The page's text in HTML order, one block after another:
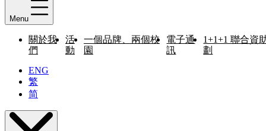
Menu
關於我
們
活
動
一個品牌、兩個校
園
電子通
訊
1+1+1 聯合資
劃
ENG
繁
简